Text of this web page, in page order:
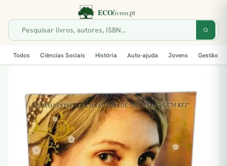
Todos Ciências Sociais História Auto-ajuda Jovens Gestão